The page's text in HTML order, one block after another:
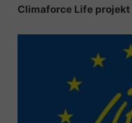
Climaforce Life projekt